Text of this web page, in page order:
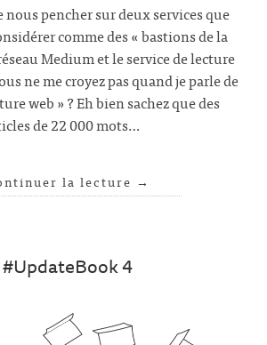
nous pencher sur deux services que
comme des « bastions de la
Medium et le service de lecture
ne me croyez pas quand je parle de
web » ? Eh bien sachez que des
de 22 000 mots…
la lecture →
#UpdateBook 4